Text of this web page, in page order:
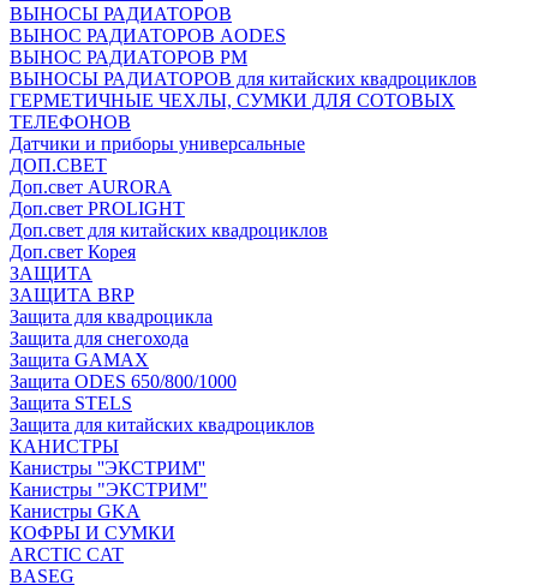
ВЫНОСЫ РАДИАТОРОВ
ВЫНОС РАДИАТОРОВ AODES
ВЫНОС РАДИАТОРОВ РМ
ВЫНОСЫ РАДИАТОРОВ для китайских квадроциклов
ГЕРМЕТИЧНЫЕ ЧЕХЛЫ, СУМКИ ДЛЯ СОТОВЫХ
ТЕЛЕФОНОВ
Датчики и приборы универсальные
ДОП.СВЕТ
Доп.свет AURORA
Доп.свет PROLIGHT
Доп.свет для китайских квадроциклов
Доп.свет Корея
ЗАЩИТА
ЗАЩИТА BRP
Защита для квадроцикла
Защита для снегохода
Защита GAMAX
Защита ODES 650/800/1000
Защита STELS
Защита для китайских квадроциклов
КАНИСТРЫ
Канистры ''ЭКСТРИМ''
Канистры "ЭКСТРИМ"
Канистры GKA
КОФРЫ И СУМКИ
ARCTIC CAT
BASEG